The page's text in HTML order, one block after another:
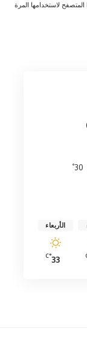
لاستخدامها المرة
30
°
الأربعاء
33
°C